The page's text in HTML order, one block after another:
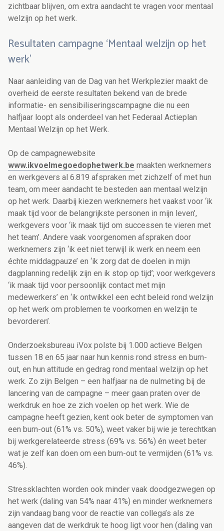
zichtbaar blijven, om extra aandacht te vragen voor mentaal
welzijn op het werk.
Resultaten campagne ‘Mentaal welzijn op het
werk’
Naar aanleiding van de Dag van het Werkplezier maakt de
overheid de eerste resultaten bekend van de brede
informatie- en sensibiliseringscampagne die nu een
halfjaar loopt als onderdeel van het Federaal Actieplan
Mentaal Welzijn op het Werk.
Op de campagnewebsite
www.ikvoelmegoedophetwerk.be maakten werknemers
en werkgevers al 6.819 afspraken met zichzelf of met hun
team, om meer aandacht te besteden aan mentaal welzijn
op het werk. Daarbij kiezen werknemers het vaakst voor ‘ik
maak tijd voor de belangrijkste personen in mijn leven’,
werkgevers voor ‘ik maak tijd om successen te vieren met
het team’. Andere vaak voorgenomen afspraken door
werknemers zijn ‘ik eet niet terwijl ik werk en neem een
échte middagpauze’ en ‘ik zorg dat de doelen in mijn
dagplanning redelijk zijn en ik stop op tijd’; voor werkgevers
‘ik maak tijd voor persoonlijk contact met mijn
medewerkers’ en ‘ik ontwikkel een echt beleid rond welzijn
op het werk om problemen te voorkomen en welzijn te
bevorderen’.
Onderzoeksbureau iVox polste bij 1.000 actieve Belgen
tussen 18 en 65 jaar naar hun kennis rond stress en burn-
out, en hun attitude en gedrag rond mentaal welzijn op het
werk. Zo zijn Belgen – een halfjaar na de nulmeting bij de
lancering van de campagne – meer gaan praten over de
werkdruk en hoe ze zich voelen op het werk. Wie de
campagne heeft gezien, kent ook beter de symptomen van
een burn-out (61% vs. 50%), weet vaker bij wie je terechtkan
bij werkgerelateerde stress (69% vs. 56%) én weet beter
wat je zelf kan doen om een burn-out te vermijden (61% vs.
46%).
Stressklachten worden ook minder vaak doodgezwegen op
het werk (daling van 54% naar 41%) en minder werknemers
zijn vandaag bang voor de reactie van collega’s als ze
aangeven dat de werkdruk te hoog ligt voor hen (daling van